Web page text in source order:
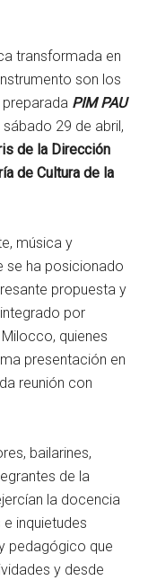
transformada en
son los
PIM PAU
29 de abril,
de la Dirección
de Cultura de la
música y
se ha posicionado
propuesta y
por
quienes
presentación en
reunión con
bailarines,
de la
la docencia
inquietudes
pedagógico que
y desde